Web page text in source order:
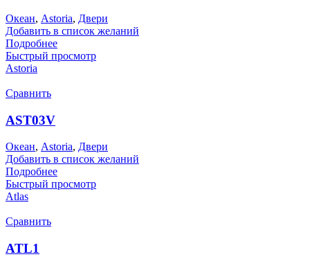
Океан, Astoria, Двери
Добавить в список желаний
Подробнее
Быстрый просмотр
Astoria
Сравнить
AST03V
Океан, Astoria, Двери
Добавить в список желаний
Подробнее
Быстрый просмотр
Atlas
Сравнить
ATL1